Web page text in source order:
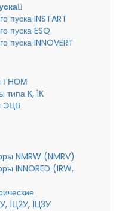
пуска INSTART
пуска ESQ
пуска INNOVERT
ГНОМ
типа К, 1К
ЭЦВ
NMRW (NMRV)
INNORED (IRW,
1Ц2У, 1Ц3У